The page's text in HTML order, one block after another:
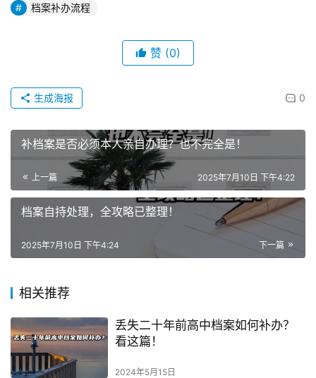
档案补办流程
赞 (0)
0
生成海报
补档案是否必须本人亲自办理？也不完全是！
上一篇 2025年7月10日 下午4:22
档案自持处理，全攻略已整理！
下一篇
2025年7月10日 下午4:24
相关推荐
丢失二十年前高中档案如何补办？
看这篇！
2024年5月15日